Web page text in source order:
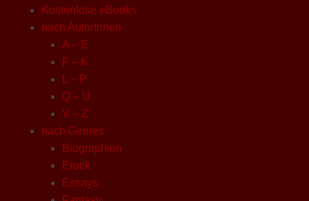
Kostenlose eBooks
nach AutorInnen
A – E
F – K
L – P
Q – U
V – Z
nach Genres
Biographien
Erotik
Essays